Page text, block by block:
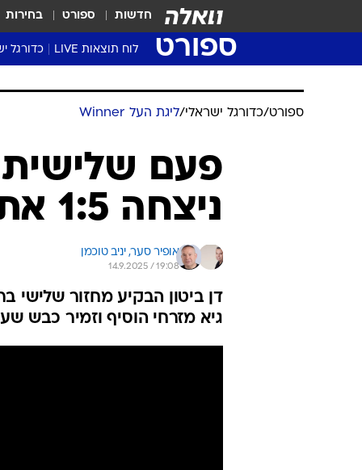
חדשות ספורט בחירות
ספורט לוח תוצאות LIVE כדורגל
שגרירים
נבחרות
ליגה
ספורט/כדורגל ישראלי/ליגת העל Winner
פעם שלישית
ניצחה 1:5 את הפועל ירושלים
אופיר סער, יניב טוכמן
14.9.2025 / 19:08
דן ביטון הבקיע מחזור
גיא מזרחי הוסיף וזמיר כבש